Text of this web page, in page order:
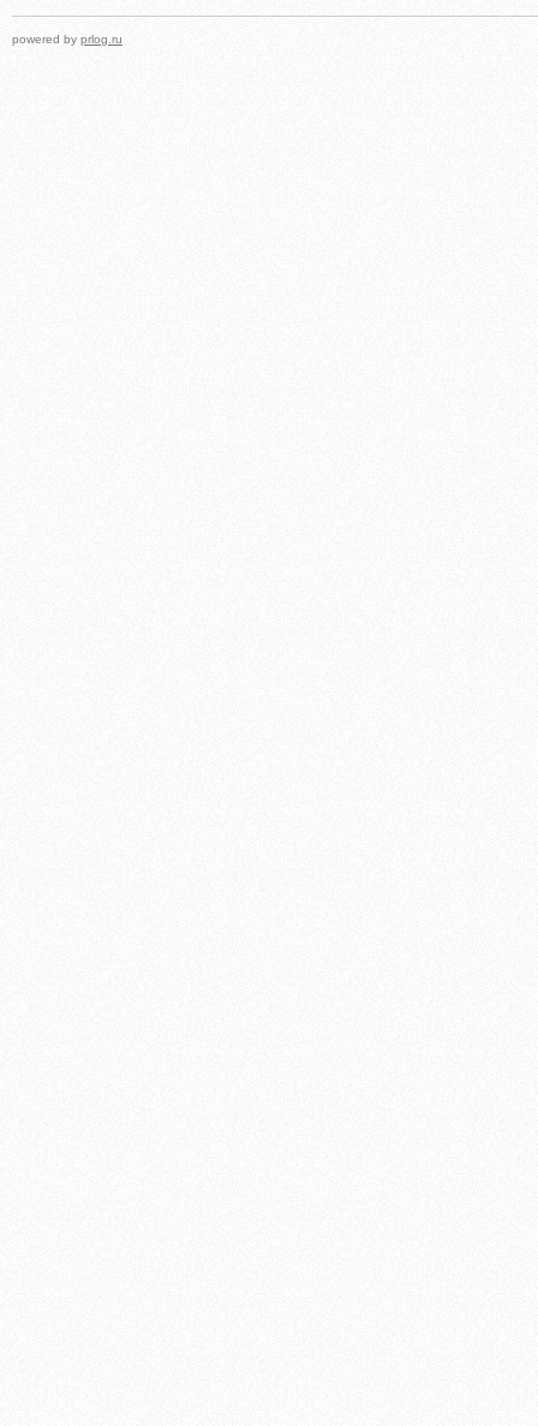
powered by prlog.ru